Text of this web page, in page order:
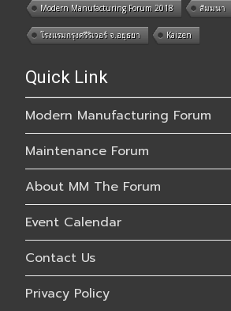
Modern Manufacturing Forum 2018 สัมมนา
โรงแรมกรุงศรีริเวอร์ จ.อยุธยา Kaizen
Quick Link
Modern Manufacturing Forum
Maintenance Forum
About MM The Forum
Event Calendar
Contact Us
Privacy Policy